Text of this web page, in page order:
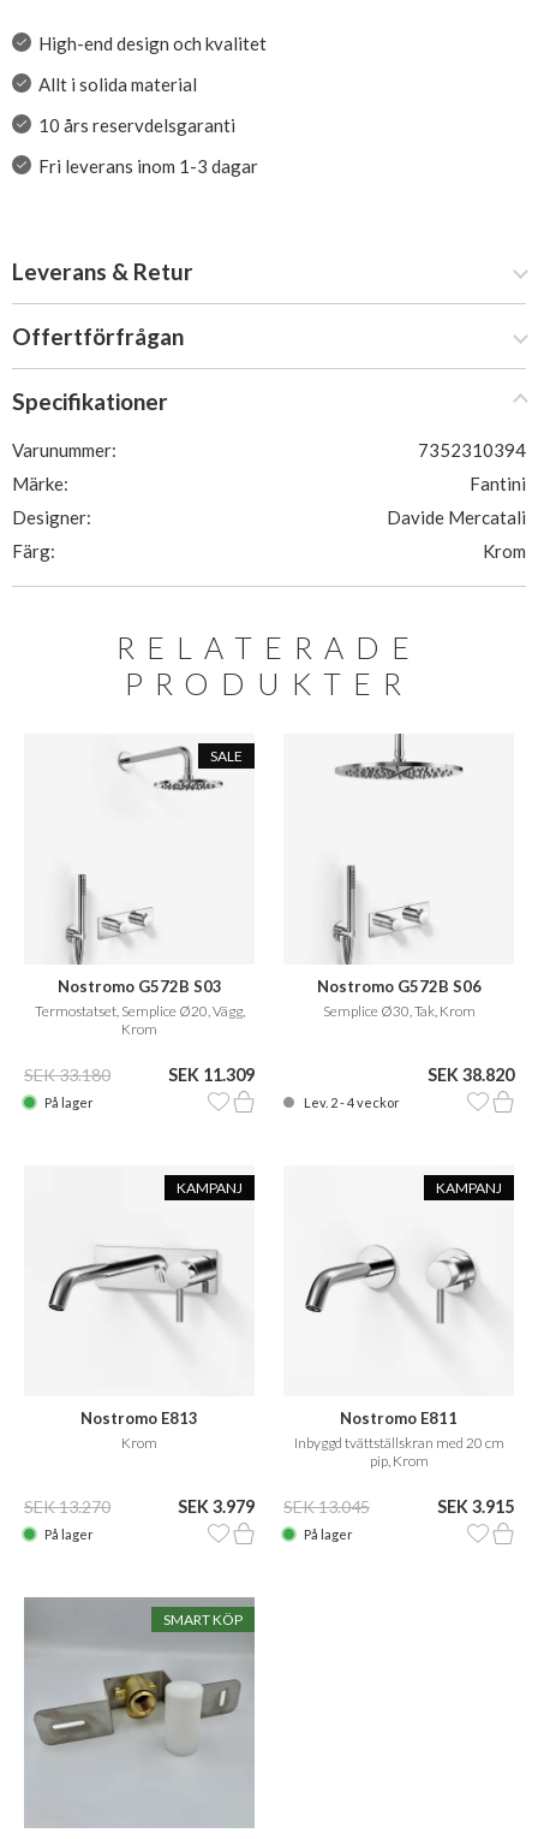
High-end design och kvalitet
Allt i solida material
10 års reservdelsgaranti
Fri leverans inom 1-3 dagar
Leverans & Retur
Offertförfrågan
Specifikationer
Varunummer:
7352310394
Märke:
Fantini
Designer:
Davide Mercatali
Färg:
Krom
RELATERADE
PRODUKTER
SALE
Nostromo G572B S03
Termostatset, Semplice Ø20, Vägg,
Krom
SEK 33.180 SEK 11.309
På lager
Nostromo G572B S06
Semplice Ø30, Tak, Krom
SEK 38.820
Lev. 2 - 4 veckor
KAMPANJ
Nostromo E813
Krom
SEK 13.270 SEK 3.979
På lager
KAMPANJ
Nostromo E811
håndvaskbatteri til
indbygning m 20 cm fast tud
Inbyggd tvättställskran med 20 cm
pip, Krom
SEK 13.045 SEK 3.915
På lager
SMART KÖP